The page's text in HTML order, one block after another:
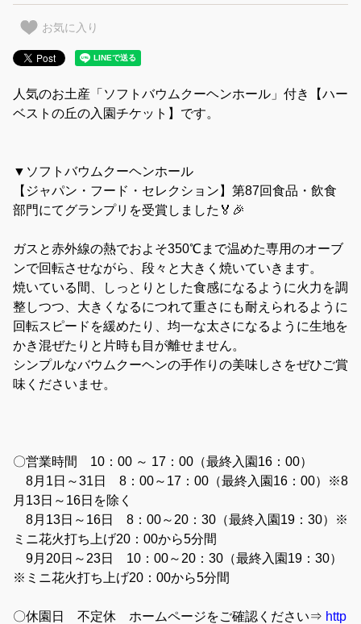
お気に入り
人気のお土産「ソフトバウムクーヘンホール」付き【ハー
ベストの丘の入園チケット】です。
▼ソフトバウムクーヘンホール
【ジャパン・フード・セレクション】第87回食品・飲食
部門にてグランプリを受賞しました🏅🎉
ガスと赤外線の熱でおよそ350℃まで温めた専用のオーブ
ンで回転させながら、段々と大きく焼いていきます。
焼いている間、しっとりとした食感になるように火力を調
整しつつ、大きくなるにつれて重さにも耐えられるように
回転スピードを緩めたり、均一な太さになるように生地を
かき混ぜたりと片時も目が離せません。
シンプルなバウムクーヘンの手作りの美味しさをぜひご賞
味くださいませ。
〇営業時間 10：00 ～ 17：00（最終入園16：00）
8月1日～31日 8：00～17：00（最終入園16：00）※8
月13日～16日を除く
8月13日～16日 8：00～20：30（最終入園19：30）※
ミニ花火打ち上げ20：00から5分間
9月20日～23日 10：00～20：30（最終入園19：30）
※ミニ花火打ち上げ20：00から5分間
〇休園日 不定休 ホームページをご確認ください⇒ http